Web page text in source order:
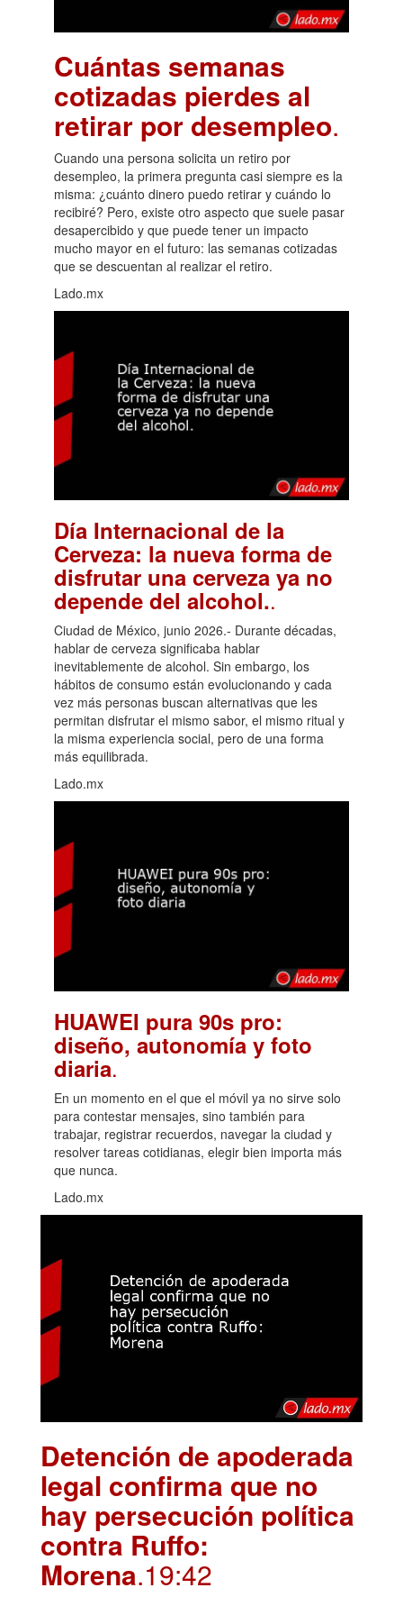
Cuántas semanas
cotizadas pierdes al
retirar por desempleo.
Cuando una persona solicita un retiro por
desempleo, la primera pregunta casi siempre es la
misma: ¿cuánto dinero puedo retirar y cuándo lo
recibiré? Pero, existe otro aspecto que suele pasar
desapercibido y que puede tener un impacto
mucho mayor en el futuro: las semanas cotizadas
que se descuentan al realizar el retiro.
Lado.mx
Día Internacional de la
Cerveza: la nueva forma de
disfrutar una cerveza ya no
depende del alcohol..
Ciudad de México, junio 2026.- Durante décadas,
hablar de cerveza significaba hablar
inevitablemente de alcohol. Sin embargo, los
hábitos de consumo están evolucionando y cada
vez más personas buscan alternativas que les
permitan disfrutar el mismo sabor, el mismo ritual y
la misma experiencia social, pero de una forma
más equilibrada.
Lado.mx
HUAWEI pura 90s pro:
diseño, autonomía y foto
diaria.
En un momento en el que el móvil ya no sirve solo
para contestar mensajes, sino también para
trabajar, registrar recuerdos, navegar la ciudad y
resolver tareas cotidianas, elegir bien importa más
que nunca.
Lado.mx
Detención de apoderada
legal confirma que no
hay persecución política
contra Ruffo:
Morena.19:42